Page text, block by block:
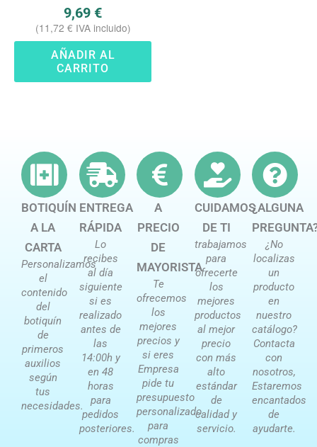
9,69 €
(11,72 € IVA incluido)
AÑADIR AL
CARRITO
BOTIQUÍN
A LA
CARTA
Personalizamos
el
contenido
del
botiquín
de
primeros
auxilios
según
tus
necesidades.
ENTREGA
RÁPIDA
Lo
recibes
al día
siguiente
si es
realizado
antes de
las
14:00h y
en 48
horas
para
pedidos
posteriores.
A
PRECIO
DE
MAYORISTA
Te
ofrecemos
los
mejores
precios y
si eres
Empresa
pide tu
presupuesto
personalizado
para
compras
CUIDAMOS
DE TI
trabajamos
para
ofrecerte
los
mejores
productos
al mejor
precio
con más
alto
estándar
de
calidad y
servicio.
¿ALGUNA
¿No
localizas
un
producto
en
nuestro
catálogo?
Contacta
con
nosotros,
Estaremos
encantados
de
ayudarte.